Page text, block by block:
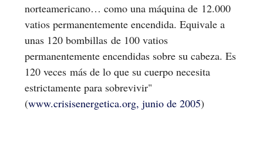
norteamericano… como una máquina de 12.000
vatios permanentemente encendida. Equivale a
unas 120 bombillas de 100 vatios
permanentemente encendidas sobre su cabeza. Es
120 veces más de lo que su cuerpo necesita
estrictamente para sobrevivir"
(www.crisisenergetica.org, junio de 2005)